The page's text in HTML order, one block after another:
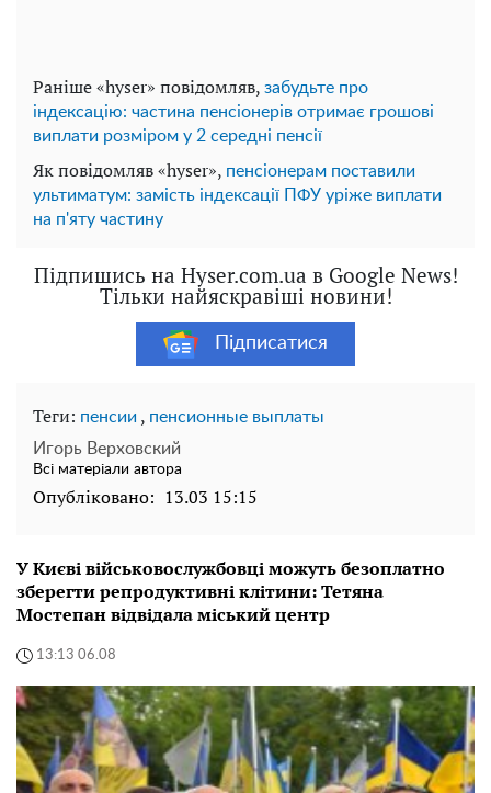
Раніше «hyser» повідомляв, забудьте про
індексацію: частина пенсіонерів отримає грошові
виплати розміром у 2 середні пенсії
Як повідомляв «hyser», пенсіонерам поставили
ультиматум: замість індексації ПФУ уріже виплати
на п'яту частину
Підпишись на Hyser.com.ua в Google News!
Тільки найяскравіші новини!
Підписатися
Теги: пенсии , пенсионные выплаты
Игорь Верховский
Всі матеріали автора
Опубліковано: 13.03 15:15
У Києві військовослужбовці можуть безоплатно
зберегти репродуктивні клітини: Тетяна
Мостепан відвідала міський центр
13:13 06.08